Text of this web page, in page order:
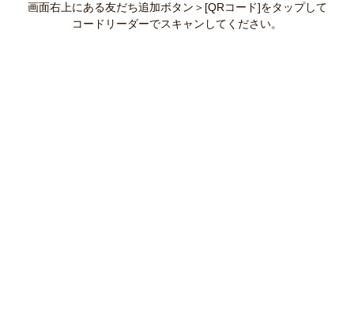
画面右上にある友だち追加ボタン＞[QRコード]をタップして
コードリーダーでスキャンしてください。